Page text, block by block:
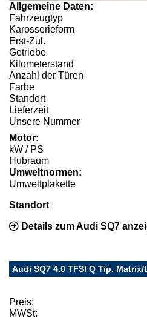
Allgemeine Daten:
Fahrzeugtyp
Karosserieform
Erst-Zul.
Getriebe
Kilometerstand
Anzahl der Türen
Farbe
Standort
Lieferzeit
Unsere Nummer
Motor:
kW / PS
Hubraum
Umweltnormen:
Umweltplakette
Standort
Details zum Audi SQ7
Audi SQ7 4.0 TFSI Q Tip. Matrix/
Preis:
MWSt: